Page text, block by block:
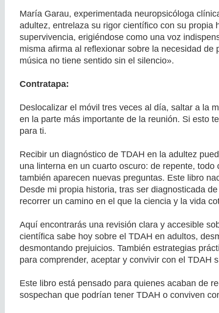
María Garau, experimentada neuropsicóloga
adultez, entrelaza su rigor científico con su propia
supervivencia, erigiéndose como una voz
misma afirma al reflexionar sobre la necesidad de
música no tiene sentido sin el silencio».
Contratapa:
Deslocalizar el móvil tres veces al día, saltar a la
en la parte más importante de la reunión. Si esto
para ti.
Recibir un diagnóstico de TDAH en la adultez
una linterna en un cuarto oscuro: de repente, todo
también aparecen nuevas preguntas. Este libro
Desde mi propia historia, tras ser diagnosticada
recorrer un camino en el que la ciencia y la vida
Aquí encontrarás una revisión clara y accesible
científica sabe hoy sobre el TDAH en adultos,
desmontando prejuicios. También estrategias
para comprender, aceptar y convivir con el TDAH
Este libro está pensado para quienes acaban de
sospechan que podrían tener TDAH o conviven